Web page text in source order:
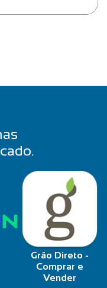
Grão Direto -
Comprar e
Vender